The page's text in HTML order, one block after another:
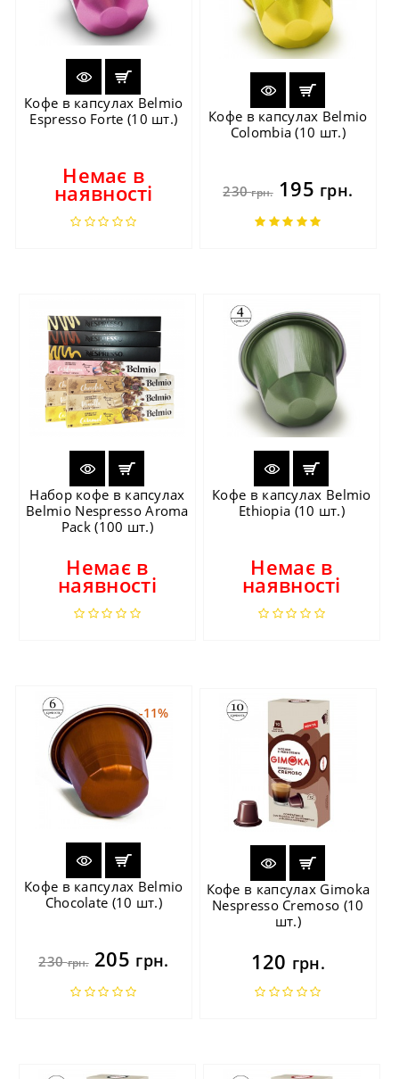
Кофе в капсулах Belmio
Espresso Forte (10 шт.)
Немає в
наявності
Кофе в капсулах Belmio
Colombia (10 шт.)
230грн.195 грн.
Набор кофе в капсулах
Belmio Nespresso Aroma
Pack (100 шт.)
Немає в
наявності
Кофе в капсулах Belmio
Ethiopia (10 шт.)
Немає в
наявності
-11%
Кофе в капсулах Belmio
Chocolate (10 шт.)
230грн.205 грн.
Кофе в капсулах Gimoka
Nespresso Cremoso (10
шт.)
120 грн.